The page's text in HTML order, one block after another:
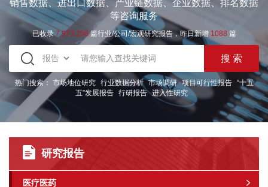
销售数据、进出口数据、产业链数据、企业数据、排名数据
等咨询服务
已收录7.973.258篇行业/公司/宏观研究报告，昨日新增 1088 篇
热门搜索： 市场地位研究 行业数据分析 市场调研 项目可行性报告
“十五
五”发展报告 行研报告 进入性研究
研究报告
医疗医药